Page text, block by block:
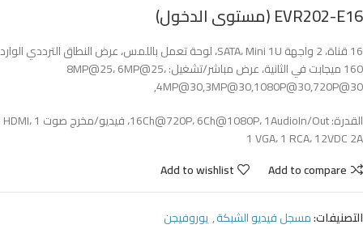
EVR202-E16 (مستوى الدخول)
16 قناة، 2 واجهة SATA، Mini 1U، لوحة تعمل باللمس، عرض النطاق الترددي الوارد
160 ميجابت في الثانية، عرض مباشر/تشغيل: 8MP@25، 6MP@25،
4MP@30,3MP@30,1080P@30,720P@30,
القدرة: 16Ch@720P، 6Ch@1080P، 1AudioIn/Out، فيديو/مخرج صوت 1 HDMI،
1 VGA، 1 RCA، 12VDC 2A
Add to compare
Add to wishlist
التصنيفات:مسجل فيديو الشبكة,يوروفيجن